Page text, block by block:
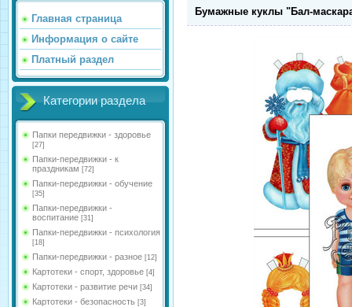
Главная страница
Информация о сайте
Платный раздел
Категории раздела
Папки передвижки - здоровье
[27]
Папки-передвижки - к
праздникам [72]
Папки-передвижки - обучение
[35]
Папки-передвижки -
воспитание [31]
Папки-передвижки - психология
[18]
Папки-передвижки - разное [12]
Картотеки - спорт, здоровье [4]
Картотеки - развитие речи [34]
Картотеки - безопасность [3]
Бумажные куклы "Бал-